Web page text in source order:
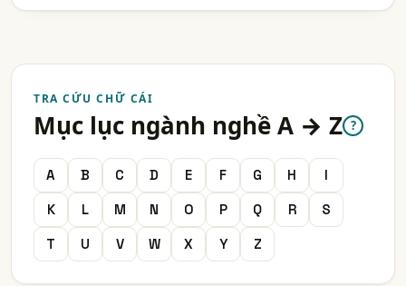
TRA CỨU CHỮ CÁI
Mục lục ngành nghề A → Z ?
A B C D E F G H
I
K
L M N O P Q R
S
T
U V W X Y Z